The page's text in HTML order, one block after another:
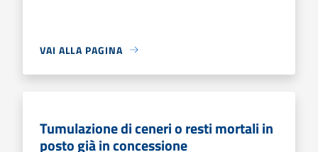
VAI ALLA PAGINA
Tumulazione di ceneri o resti mortali in
posto già in concessione